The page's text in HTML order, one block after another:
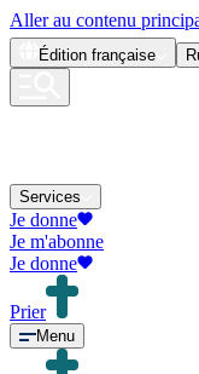
Aller au contenu
Édition française
Services
Je donne
Je m'abonne
Je donne
Prier
Menu